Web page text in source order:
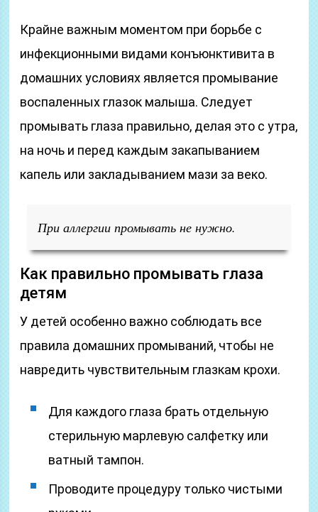
Крайне важным моментом при борьбе с
инфекционными видами конъюнктивита в
домашних условиях является промывание
воспаленных глазок малыша. Следует
промывать глаза правильно, делая это с утра,
на ночь и перед каждым закапыванием
капель или закладыванием мази за веко.
При аллергии промывать не нужно.
Как правильно промывать глаза
детям
У детей особенно важно соблюдать все
правила домашних промываний, чтобы не
навредить чувствительным глазкам крохи.
Для каждого глаза брать отдельную
стерильную марлевую салфетку или
ватный тампон.
Проводите процедуру только чистыми